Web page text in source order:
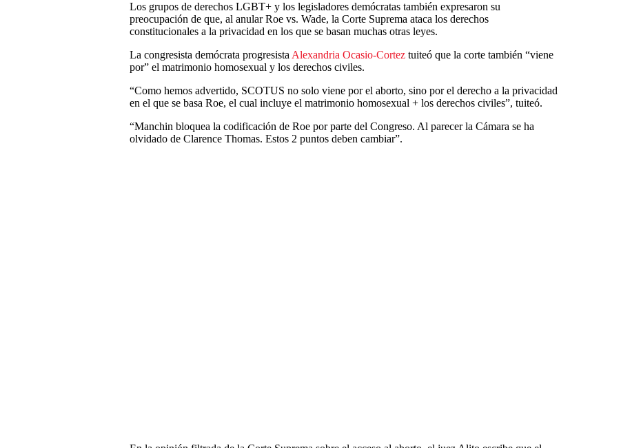
Los grupos de derechos LGBT+ y los legisladores demócratas también expresaron su
preocupación de que, al anular Roe vs. Wade, la Corte Suprema ataca los derechos
constitucionales a la privacidad en los que se basan muchas otras leyes.
La congresista demócrata progresista Alexandria Ocasio-Cortez tuiteó que la corte también “viene
por” el matrimonio homosexual y los derechos civiles.
“Como hemos advertido, SCOTUS no solo viene por el aborto, sino por el derecho a la privacidad
en el que se basa Roe, el cual incluye el matrimonio homosexual + los derechos civiles”, tuiteó.
“Manchin bloquea la codificación de Roe por parte del Congreso. Al parecer la Cámara se ha
olvidado de Clarence Thomas. Estos 2 puntos deben cambiar”.